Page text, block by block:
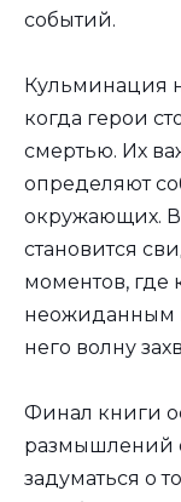
событий.
Кульминация
когда герои
смертью. Их
определяют
окружающих. В
становится
моментов,
неожиданным
него волну
Финал книги
размышлений
задуматься о